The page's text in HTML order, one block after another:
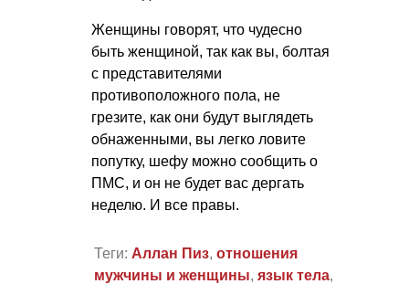
Женщины говорят, что чудесно
быть женщиной, так как вы, болтая
с представителями
противоположного пола, не
грезите, как они будут выглядеть
обнаженными, вы легко ловите
попутку, шефу можно сообщить о
ПМС, и он не будет вас дергать
неделю. И все правы.
Теги: Аллан Пиз, отношения
мужчины и женщины, язык тела,